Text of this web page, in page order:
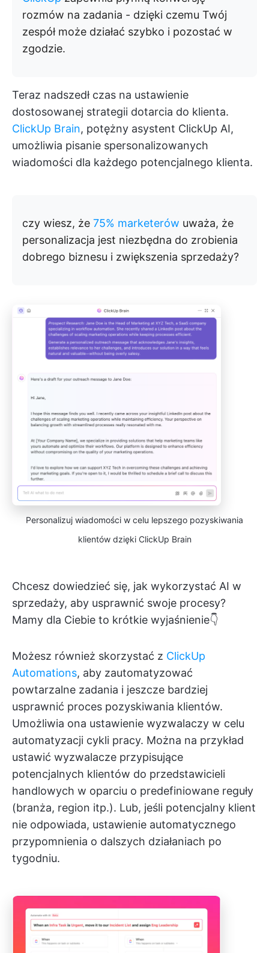
rozmów na zadania - dzięki czemu Twój
zespół może działać szybko i pozostać w
zgodzie.
Teraz nadszedł czas na ustawienie
dostosowanej strategii dotarcia do klienta.
ClickUp Brain, potężny asystent ClickUp AI,
umożliwia pisanie spersonalizowanych
wiadomości dla każdego potencjalnego klienta.
czy wiesz, że 75% marketerów uważa, że
personalizacja jest niezbędna do zrobienia
dobrego biznesu i zwiększenia sprzedaży?
Personalizuj wiadomości w celu lepszego pozyskiwania
klientów dzięki ClickUp Brain
Chcesz dowiedzieć się, jak wykorzystać AI w
sprzedaży, aby usprawnić swoje procesy?
Mamy dla Ciebie to krótkie wyjaśnienie👇
Możesz również skorzystać z ClickUp
Automations, aby zautomatyzować
powtarzalne zadania i jeszcze bardziej
usprawnić proces pozyskiwania klientów.
Umożliwia ona ustawienie wyzwalaczy w celu
automatyzacji cykli pracy. Można na przykład
ustawić wyzwalacze przypisujące
potencjalnych klientów do przedstawicieli
handlowych w oparciu o predefiniowane reguły
(branża, region itp.). Lub, jeśli potencjalny klient
nie odpowiada, ustawienie automatycznego
przypomnienia o dalszych działaniach po
tygodniu.